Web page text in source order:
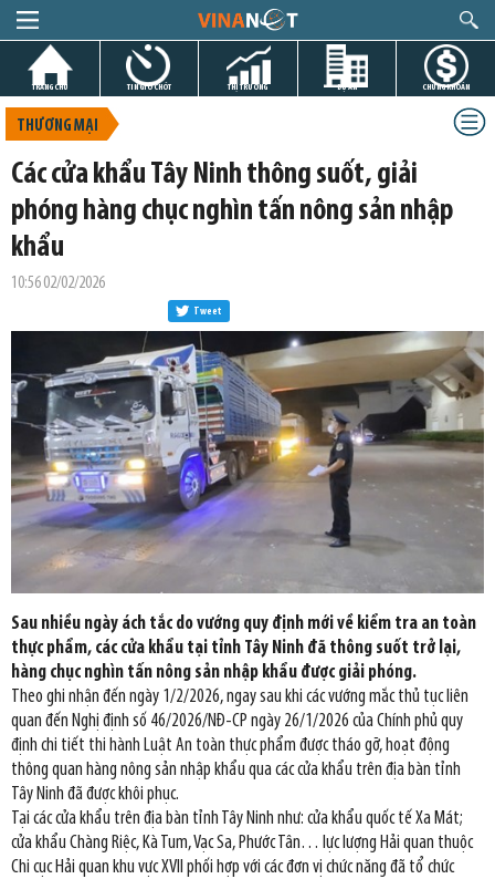
TRANG CHỦ TIN GIỜ CHÓT THỊ TRƯỜNG DỰ ÁN CHỨNG KHOÁN
THƯƠNG MẠI
Các cửa khẩu Tây Ninh thông suốt, giải
phóng hàng chục nghìn tấn nông sản nhập
khẩu
10:56 02/02/2026
Tweet
Sau nhiều ngày ách tắc do vướng quy định mới về kiểm tra an toàn
thực phẩm, các cửa khẩu tại tỉnh Tây Ninh đã thông suốt trở lại,
hàng chục nghìn tấn nông sản nhập khẩu được giải phóng.
Theo ghi nhận đến ngày 1/2/2026, ngay sau khi các vướng mắc thủ tục liên
quan đến Nghị định số 46/2026/NĐ-CP ngày 26/1/2026 của Chính phủ quy
định chi tiết thi hành Luật An toàn thực phẩm được tháo gỡ, hoạt động
thông quan hàng nông sản nhập khẩu qua các cửa khẩu trên địa bàn tỉnh
Tây Ninh đã được khôi phục.
Tại các cửa khẩu trên địa bàn tỉnh Tây Ninh như: cửa khẩu quốc tế Xa Mát;
cửa khẩu Chàng Riệc, Kà Tum, Vạc Sa, Phước Tân… lực lượng Hải quan thuộc
Chi cục Hải quan khu vực XVII phối hợp với các đơn vị chức năng đã tổ chức